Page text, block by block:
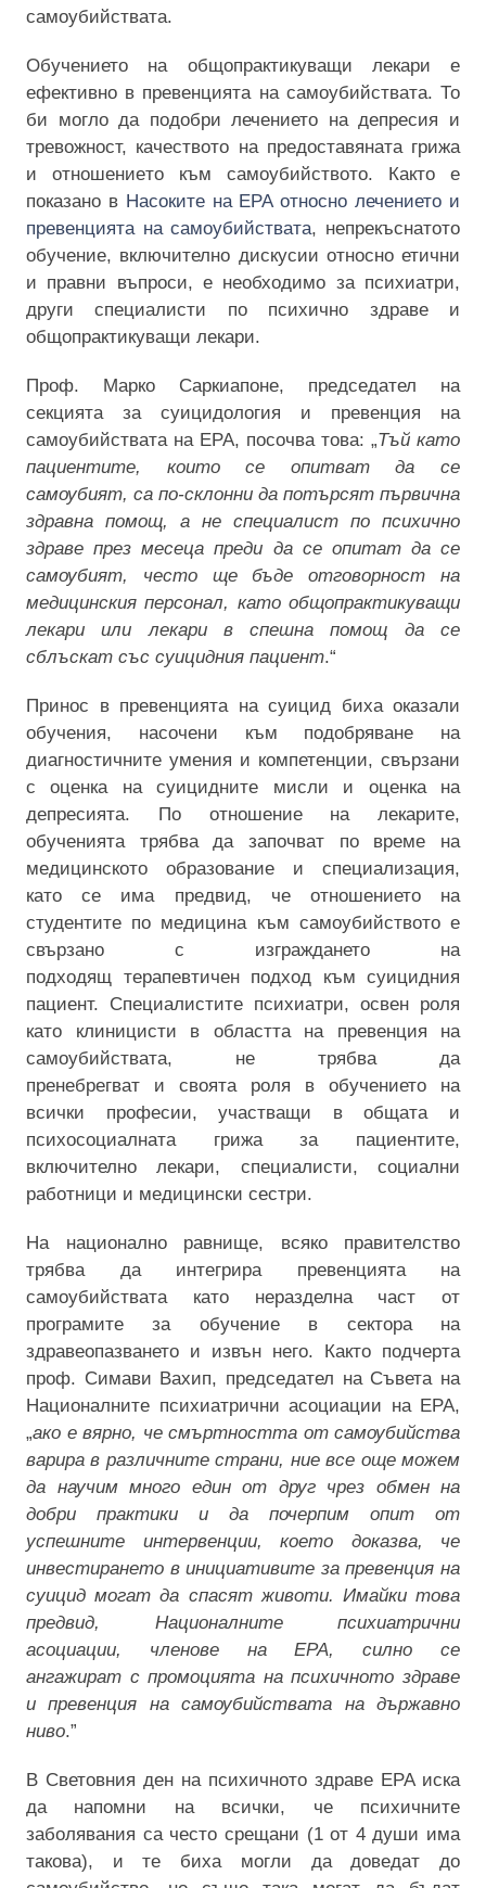
самоубийствата.
Обучението на общопрактикуващи лекари е
ефективно в превенцията насамоубийствата. То
би могло да подобри лечението на депресия и
тревожност, качеството на предоставяната грижа
и отношението към самоубийството. Както е
показано в Насоките на EPA относно лечението и
превенцията на самоубийствата, непрекъснатото
обучение, включително дискусии относно етични
и правни въпроси, е необходимо за психиатри,
други специалисти по психично здраве и
общопрактикуващи лекари.
Проф. Марко Саркиапоне, председател на
секциятаза суицидология и превенция на
самоубийствата на ЕРА, посочва това: „Тъй като
пациентите, които се опитват да се
самоубият, са по-склонни да потърсят първична
здравна помощ, а не специалист по психично
здраве през месеца преди да се опитат да се
самоубият, често ще бъде отговорност на
медицинския персонал, като общопрактикуващи
лекари или лекари в спешна помощ да се
сблъскат със суицидния пациент.“
Принос в превенцията на суицид биха оказали
обучения, насочени към подобряване на
диагностичните умения и компетенции, свързани
с оценка на суицидните мисли и оценка на
депресията. По отношение на лекарите,
обученията трябва да започват по време на
медицинското образование и специализация,
като се има предвид, че отношението на
студентите по медицина към самоубийството е
свързано с изграждането на
подходящ терапевтичен подход към суицидния
пациент. Специалистите психиатри, освен роля
като клиницисти в областта на превенция на
самоубийствата, не трябва да
пренебрегват и своята роля в обучението на
всички професии, участващи в общата и
психосоциалната грижа за пациентите,
включително лекари, специалисти, социални
работници и медицински сестри.
На национално равнище, всяко правителство
трябва да интегрира превенцията на
самоубийствата като неразделна част от
програмите за обучение в сектора на
здравеопазването и извън него. Както подчерта
проф. Симави Вахип, председател на Съвета на
Националните психиатрични асоциации на ЕРА,
„ако е вярно, че смъртността от самоубийства
варира в различните страни, ние все още можем
да научим много един от друг чрез обмен на
добри практики и да почерпим опит от
успешните интервенции, което доказва, че
инвестирането в инициативите за превенция на
суицид могат да спасят животи. Имайки това
предвид, Националните психиатрични
асоциации, членовена EPA,
силно се
ангажират с промоцията напсихичното здраве
и превенция на самоубийствата на държавно
ниво.”
В Световния ден на психичното здраве EPA иска
да напомни на всички, че психичните
заболявания са често срещани (1 от 4 души има
такова), и те биха могли да доведат до